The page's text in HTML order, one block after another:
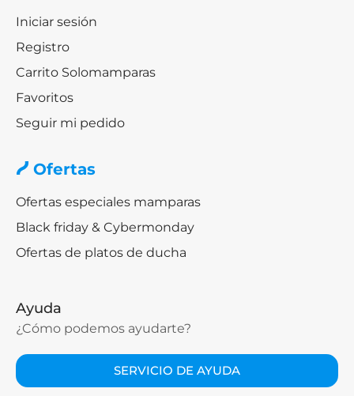
Iniciar sesión
Registro
Carrito Solomamparas
Favoritos
Seguir mi pedido
Ofertas
Ofertas especiales mamparas
Black friday & Cybermonday
Ofertas de platos de ducha
Ayuda
¿Cómo podemos ayudarte?
SERVICIO DE AYUDA